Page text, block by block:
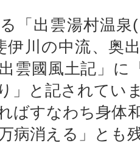
「出雲湯村温
伊川の中流、奥
雲國風土記」に
」と記されてい
ばすなわち身体
病消える」とも